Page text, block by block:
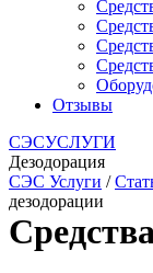
Отзывы
СЭСУСЛУГИ
Дезодорация
СЭС Услуги /
дезодорации